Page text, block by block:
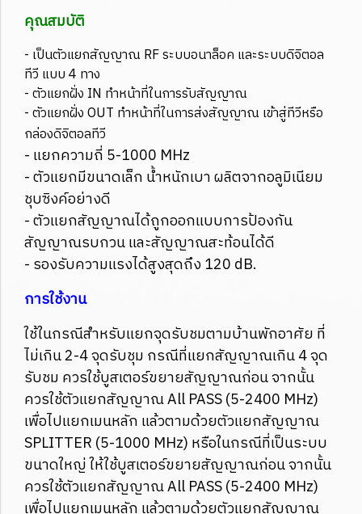
คุณสมบัติ
- เป็นตัวแยกสัญญาณ RF ระบบอนาล็อค และระบบดิจิตอล
ทีวี แบบ 4 ทาง
- ตัวแยกฝั่ง IN ทำหน้าที่ในการรับสัญญาณ
- ตัวแยกฝั่ง OUT ทำหน้าที่ในการส่งสัญญาณ เข้าสู่ทีวีหรือ
กล่องดิจิตอลทีวี
- แยกความถี่ 5-1000 MHz
- ตัวแยกมีขนาดเล็ก น้ำหนักเบา ผลิตจากอลูมิเนียม
ชุบซิงค์อย่างดี
- ตัวแยกสัญญาณได้ถูกออกแบบการป้องกัน
สัญญาณรบกวน และสัญญาณสะท้อนได้ดี
- รองรับความแรงได้สูงสุดถึง 120 dB.
การใช้งาน
ใช้ในกรณีสำหรับแยกจุดรับชมตามบ้านพักอาศัย ที่
ไม่เกิน 2-4 จุดรับชุม กรณีที่แยกสัญญาณเกิน 4 จุด
รับชม ควรใช้บูสเตอร์ขยายสัญญาณก่อน จากนั้น
ควรใช้ตัวแยกสัญญาณ All PASS (5-2400 MHz)
เพื่อไปแยกเมนหลัก แล้วตามด้วยตัวแยกสัญญาณ
SPLITTER (5-1000 MHz) หรือในกรณีที่เป็นระบบ
ขนาดใหญ่ ให้ใช้บูสเตอร์ขยายสัญญาณก่อน จากนั้น
ควรใช้ตัวแยกสัญญาณ All PASS (5-2400 MHz)
เพื่อไปแยกเมนหลัก แล้วตามด้วยตัวแยกสัญญาณ